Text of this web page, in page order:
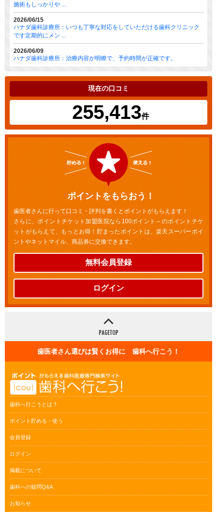
施術もしっかりや ...
2026/06/15
ハナダ歯科診療所：いつも丁寧な対応をしていただける歯科クリニック
です定期的にメン ...
2026/06/09
ハナダ歯科診療所：治療内容が明瞭で、予約時間が正確です。
現在の口コミ
255,413件
ポイントをもらおう！
歯医者さんに行って口コミ・評判を書くとポイントがもらえます！
さらに、ポイントチケット加盟医院なら100ポイント～のポイントチケ
ットがもらえて、もっとお得！貯まったポイントは、楽天スーパーポイ
ントやネットマイル、商品券に交換できます。
無料会員登録
ログイン
歯医者さん選びは賢くお得に 歯科へ行こう！
歯科へ行こうとは？
ポイント貯める・使う
会員登録
ログイン
掲載について
歯科への疑問Q&A
お知らせ